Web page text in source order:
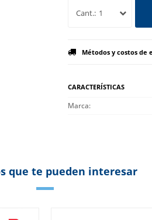
1
Métodos y costos de
CARACTERÍSTICAS
Marca
que te pueden interesar